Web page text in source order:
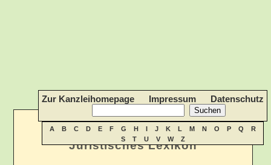
Juristisches Lexikon
Zur Kanzleihomepage Impressum Datenschutz
A B C D E F G H I J K L M N O P Q
R
S
T U V W Z